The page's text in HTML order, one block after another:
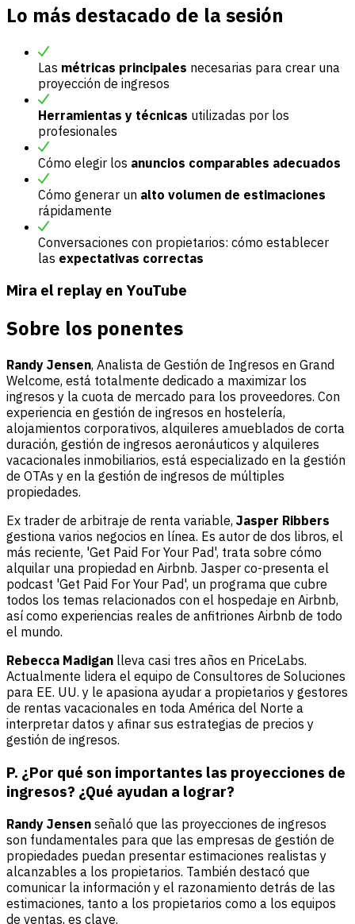
Lo más destacado de la sesión
Las métricas principales necesarias para crear una
proyección de ingresos
Herramientas y técnicas utilizadas por los
profesionales
Cómo elegir los anuncios comparables adecuados
Cómo generar un alto volumen de estimaciones
rápidamente
Conversaciones con propietarios: cómo establecer
las expectativas correctas
Mira el replay en YouTube
Sobre los ponentes
Randy Jensen, Analista de Gestión de Ingresos en Grand
Welcome, está totalmente dedicado a maximizar los
ingresos y la cuota de mercado para los proveedores. Con
experiencia en gestión de ingresos en hostelería,
alojamientos corporativos, alquileres amueblados de corta
duración, gestión de ingresos aeronáuticos y alquileres
vacacionales inmobiliarios, está especializado en la gestión
de OTAs y en la gestión de ingresos de múltiples
propiedades.
Ex trader de arbitraje de renta variable, Jasper Ribbers
gestiona varios negocios en línea. Es autor de dos libros, el
más reciente, 'Get Paid For Your Pad', trata sobre cómo
alquilar una propiedad en Airbnb. Jasper co-presenta el
podcast 'Get Paid For Your Pad', un programa que cubre
todos los temas relacionados con el hospedaje en Airbnb,
así como experiencias reales de anfitriones Airbnb de todo
el mundo.
Rebecca Madigan lleva casi tres años en PriceLabs.
Actualmente lidera el equipo de Consultores de Soluciones
para EE. UU. y le apasiona ayudar a propietarios y gestores
de rentas vacacionales en toda América del Norte a
interpretar datos y afinar sus estrategias de precios y
gestión de ingresos.
P. ¿Por qué son importantes las proyecciones de
ingresos? ¿Qué ayudan a lograr?
Randy Jensen señaló que las proyecciones de ingresos
son fundamentales para que las empresas de gestión de
propiedades puedan presentar estimaciones realistas y
alcanzables a los propietarios. También destacó que
comunicar la información y el razonamiento detrás de las
estimaciones, tanto a los propietarios como a los equipos
de ventas, es clave.